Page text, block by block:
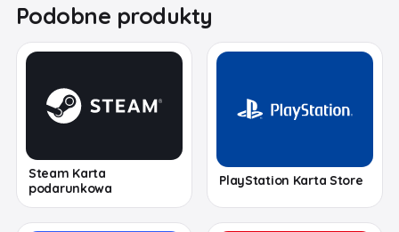
Podobne produkty
Steam Karta
podarunkowa
PlayStation Karta Store